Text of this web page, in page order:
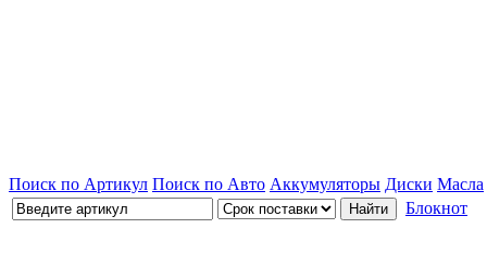
Поиск по Артикул Поиск по Авто Аккумуляторы Диски Масла
Блокнот